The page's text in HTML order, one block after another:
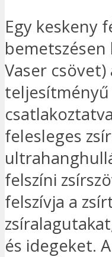
Egy keskeny
Vaser
felesleges
felszíni
felszívja a
és idegeket.